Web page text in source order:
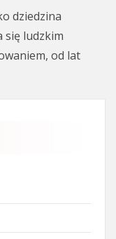
dziedzina
się ludzkim
od lat